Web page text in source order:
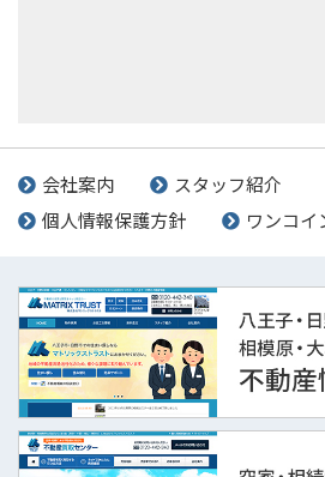
会社案内
スタッフ紹介
個人情報保護方針
ワンコイ